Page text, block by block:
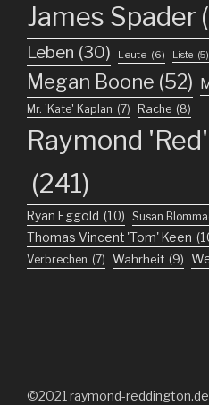
James Spader
Leben (30) Leute (6) Liste (5)
Megan Boone (52)
Mr. 'Kate' Kaplan (7) Rache (8)
Raymond
(241)
Ryan Eggold (10) Susan
Thomas Vincent 'Tom' Keen
Verbrechen (7) Wahrheit (9)
©2021 raymond-reddington.de